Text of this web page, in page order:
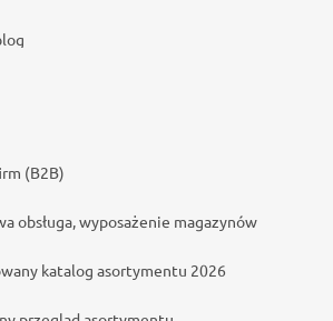
(B2B)
obsługa, wyposażenie magazynów
katalog asortymentu 2026